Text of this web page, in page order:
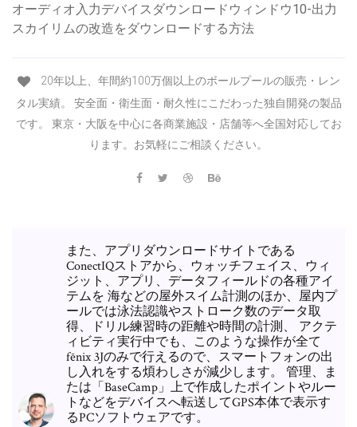
オーディオ入力デバイスダウンロードウィンドウ10-出力
スカイリムの改造をダウンロードする方法
20年以上、年間約100万個以上のボールプールの販売・レン
タル実績。 安全面・衛生面・耐久性にこだわった独自開発の製品
です。 東京・大阪を中心に各商業施設・店舗等へ全国対応してお
ります。お気軽にご相談ください。
また、アプリダウンロードサイトである
ConectIQストアから、ウォッチフェイス、ウィ
ジット、アプリ、データフィールドの各種アイ
テムを 海などの屋外スイム計測のほか、屋内プ
ールでは泳法認識やストローク数のデータ取
得、ドリル練習時の距離や時間の計測、 アクテ
ィビティ実行中でも、このような操作が全て
fēnix 3Jのみで行えるので、スマートフォンの出
し入れをする煩わしさが減少します。 管理、ま
たは「BaseCamp」上で作成したポイントやルー
トなどをデバイスへ転送してGPS本体で表示す
るPCソフトウェアです。